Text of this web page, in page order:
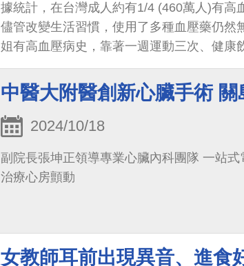
據統計，在台灣成人約有1/4 (460萬人)有高
儘管改變生活習慣，使用了多種血壓藥仍然
姐有高血壓病史，靠著一週運動三次、健康
藥，居家血壓還是居高不下，常常覺得頭暈
中醫大附醫創新心臟手術
2024/10/18
副院長張坤正領導專業心臟內科團隊 一站
治療心房顫動
女教師耳前出現異音、進食